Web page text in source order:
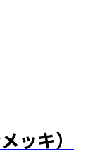
ッキ）